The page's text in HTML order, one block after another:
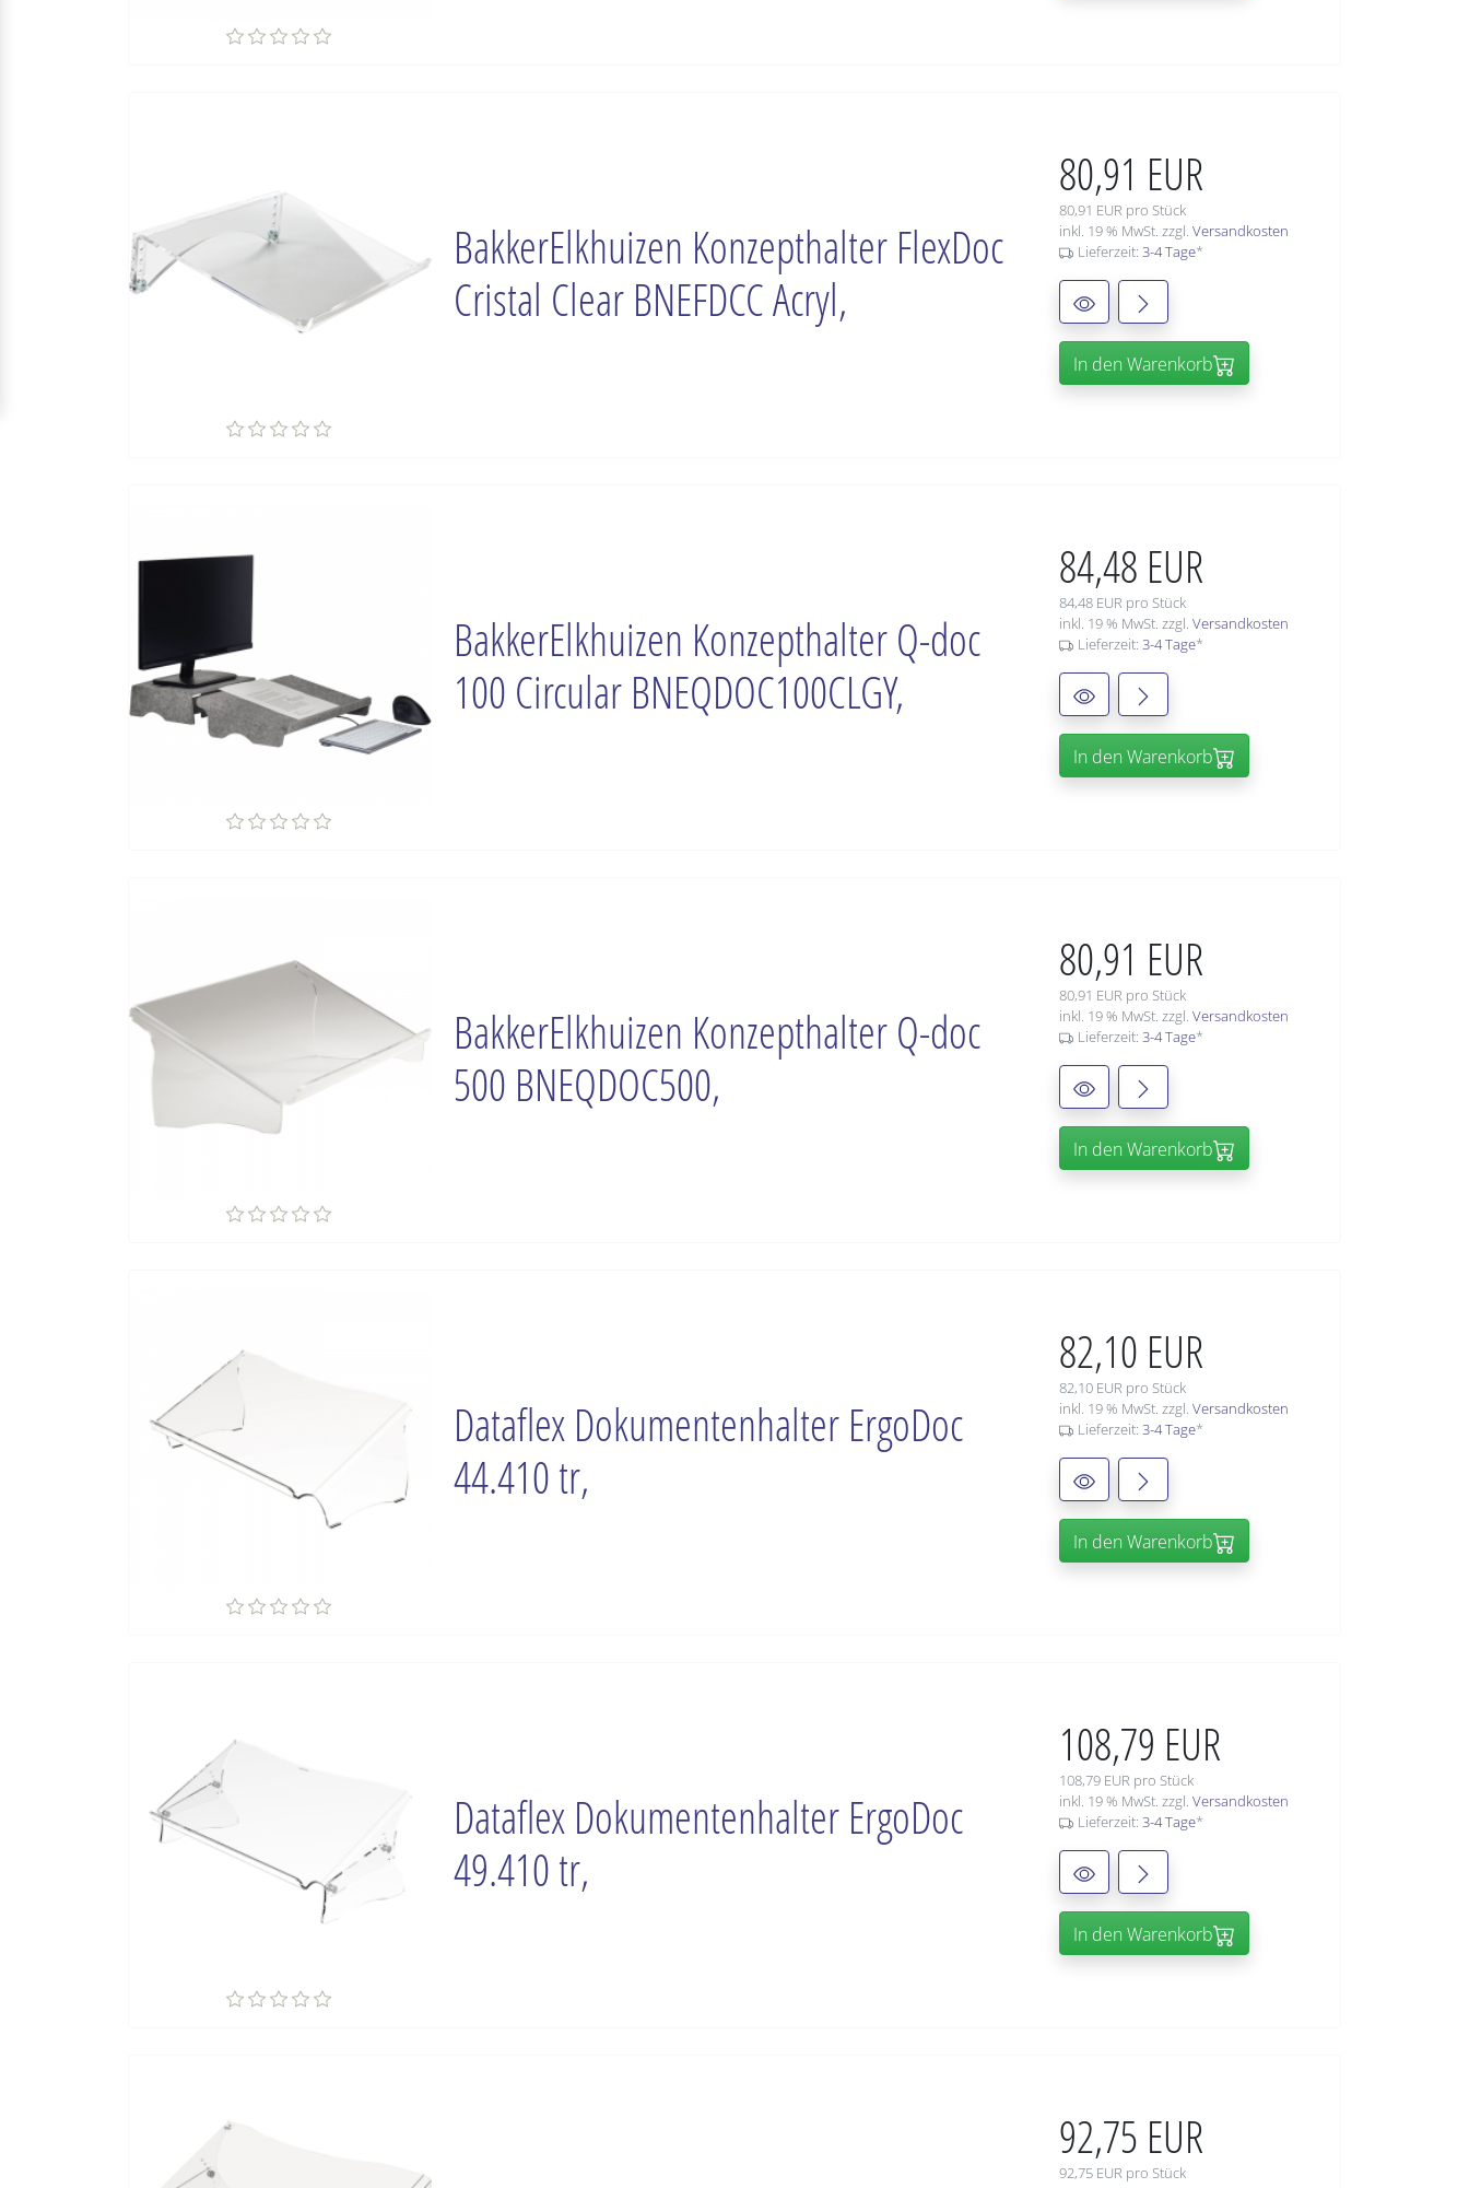
80,91 EUR
80,91 EUR pro Stück
inkl. 19 % MwSt. zzgl. Versandkosten
Lieferzeit: 3-4 Tage*
In den Warenkorb
BakkerElkhuizen Konzepthalter FlexDoc
Cristal Clear BNEFDCC Acryl,
84,48 EUR
84,48 EUR pro Stück
inkl. 19 % MwSt. zzgl. Versandkosten
Lieferzeit: 3-4 Tage*
In den Warenkorb
BakkerElkhuizen Konzepthalter Q-doc
100 Circular BNEQDOC100CLGY,
80,91 EUR
80,91 EUR pro Stück
inkl. 19 % MwSt. zzgl. Versandkosten
Lieferzeit: 3-4 Tage*
In den Warenkorb
BakkerElkhuizen Konzepthalter Q-doc
500 BNEQDOC500,
82,10 EUR
82,10 EUR pro Stück
inkl. 19 % MwSt. zzgl. Versandkosten
Lieferzeit: 3-4 Tage*
In den Warenkorb
Dataflex Dokumentenhalter ErgoDoc
44.410 tr,
108,79 EUR
108,79 EUR pro Stück
inkl. 19 % MwSt. zzgl. Versandkosten
Lieferzeit: 3-4 Tage*
In den Warenkorb
Dataflex Dokumentenhalter ErgoDoc
49.410 tr,
92,75 EUR
92,75 EUR pro Stück